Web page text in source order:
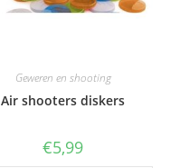
Geweren en shooting
Air shooters diskers
€5,99